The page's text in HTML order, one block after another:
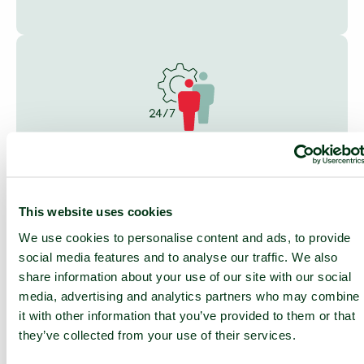
This website uses cookies
We use cookies to personalise content and ads, to provide
social media features and to analyse our traffic. We also
share information about your use of our site with our social
media, advertising and analytics partners who may combine
it with other information that you’ve provided to them or that
they’ve collected from your use of their services.
tot NOC-diensten
Diensten op locatie